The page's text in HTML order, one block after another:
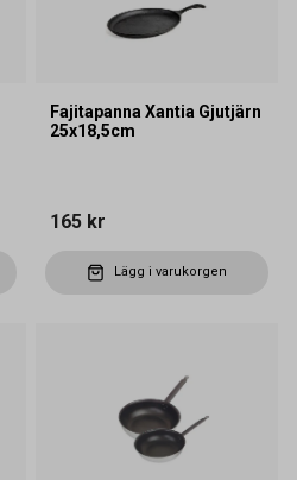
Fajitapanna Xantia Gjutjärn
25x18,5cm
165 kr
Lägg i varukorgen